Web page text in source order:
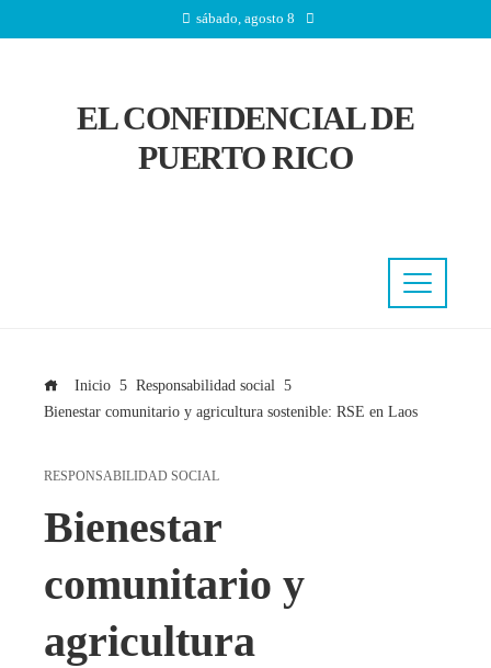
sábado, agosto 8
EL CONFIDENCIAL DE
PUERTO RICO
Inicio
Responsabilidad social
Bienestar comunitario y agricultura sostenible: RSE en Laos
RESPONSABILIDAD SOCIAL
Bienestar
comunitario y
agricultura